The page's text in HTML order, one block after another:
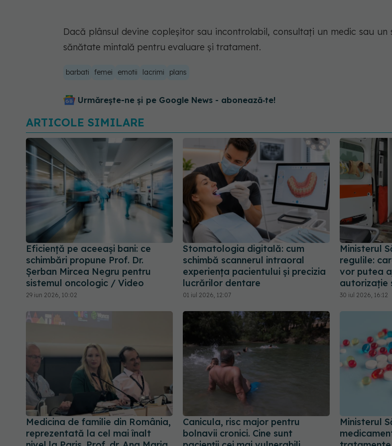
Dacă plânsul devine copleșitor sau incontrolabil, consultați un medic sau un
sănătate mintală pentru evaluare și tratament.
barbati femei emotii lacrimi plans
Urmărește-ne și pe Google News - abonează‑te!
ARTICOLE SIMILARE
Eficiență pe aceeași bani: ce
schimbări propune Prof. Dr.
Șerban Mircea Negru pentru
sistemul oncologic / Video
29 iun 2026, 10:02
Stomatologia digitală: cum
schimbă scannerul intraoral
experiența pacientului și precizia
lucrărilor dentare
01 iul 2026, 12:07
Ministerul
regulile:
vor putea
autorizație
30 iul 2026, 16:12
Medicina de familie din România,
reprezentată la cel mai înalt
Canicula, risc major pentru
bolnavii cronici. Cine sunt
Ministerul